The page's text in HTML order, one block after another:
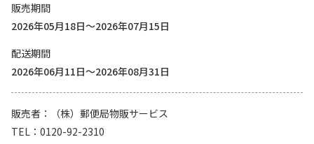
販売期間
2026年05月18日～2026年07月15日
配送期間
2026年06月11日～2026年08月31日
販売者
（株）郵便局物販サービス
TEL
0120-92-2310